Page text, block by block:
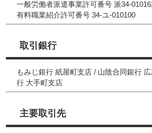
一般労働者派遣事業許可番号 派34-
有料職業紹介許可番号 34-ユ-010100
取引銀行
もみじ銀行 紙屋町支店 / 山陰合同銀行
行 大手町支店
主要取引先